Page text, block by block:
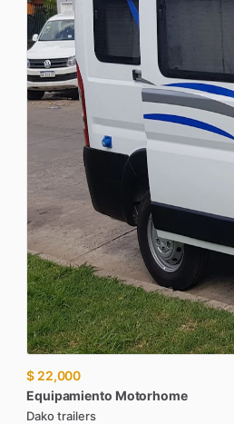
$ 22,000
Equipamiento Motorhome
Dako trailers